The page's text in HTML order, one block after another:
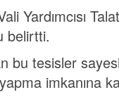
Yardımcısı
belirtti.
bu tesisler
imkanına